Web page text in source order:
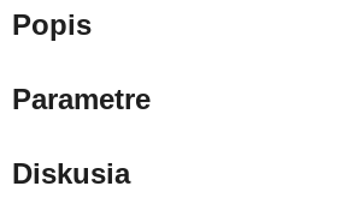
Popis
Parametre
Diskusia